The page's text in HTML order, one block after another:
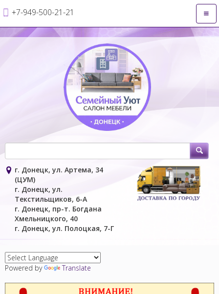
+7-949-500-21-21
г. Донецк, ул. Артема, 34
(ЦУМ)
г. Донецк, ул.
Текстильщиков, 6-А
г. Донецк, пр-т. Богдана
Хмельницкого, 40
г. Донецк, ул. Полоцкая, 7-Г
Powered by Translate